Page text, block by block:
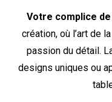
Votre complice
création, où l’art de
passion du détail.
designs uniques ou